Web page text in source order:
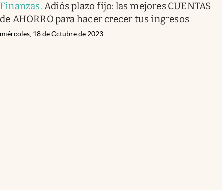
Finanzas.Adiós plazo fijo: las mejores CUENTAS
de AHORRO para hacer crecer tus ingresos
miércoles, 18 de Octubre de 2023